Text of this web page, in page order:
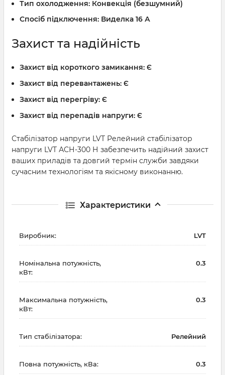
Тип охолодження: Конвекція (безшумний)
Спосіб підключення: Виделка 16 А
Захист та надійність
Захист від короткого замикання: Є
Захист від перевантажень: Є
Захист від перегріву: Є
Захист від перепадів напруги: Є
Стабілізатор напруги LVT Релейний стабілізатор
напруги LVT АСН-300 Н забезпечить надійний захист
ваших приладів та довгий термін служби завдяки
сучасним технологіям та якісному виконанню.
Характеристики
Виробник: LVT
Номінальна потужність,
кВт:
0.3
Максимальна потужність,
кВт:
0.3
Тип стабілізатора: Релейний
Повна потужність, кВа: 0.3